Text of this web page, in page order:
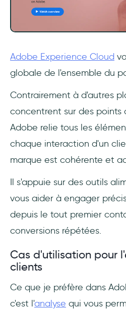
Adobe Experience Cloud
globale de l'ensemble du
Contrairement à d'autres
concentrent sur des points
Adobe relie tous les
chaque interaction d'un
marque est cohérente et
Il s'appuie sur des outils
vous aider à engager
depuis le tout premier
conversions répétées.
Cas d'utilisation pour
clients
Ce que je préfère dans
c'est l'analyse qui vous